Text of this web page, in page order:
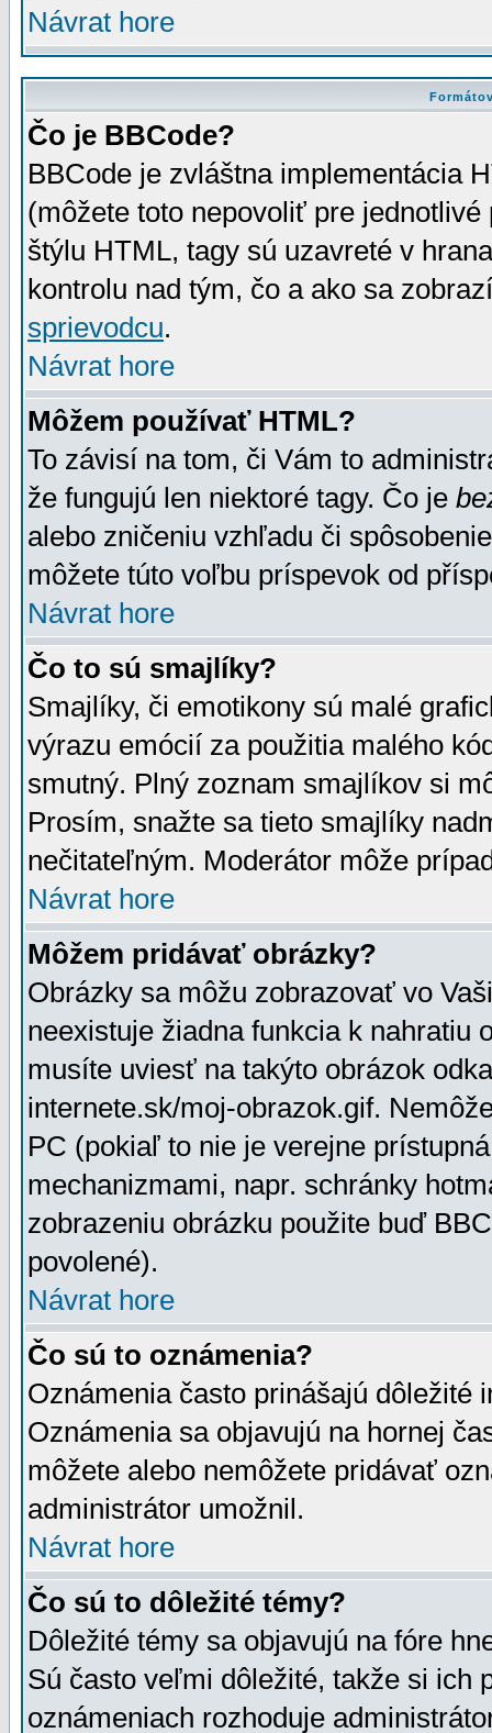
Návrat hore
Čo je BBCode?
BBCode je zvláštna implementácia
(môžete toto nepovoliť pre
štýlu HTML, tagy sú uzavreté v
kontrolu nad tým, čo a ako sa
sprievodcu.
Návrat hore
Môžem používať HTML?
To závisí na tom, či Vám to
že fungujú len niektoré tagy. Čo je
alebo zničeniu vzhľadu či
môžete túto voľbu príspevok od
Návrat hore
Čo to sú smajlíky?
Smajlíky, či emotikony sú malé
výrazu emócií za použitia malého
smutný. Plný zoznam smajlíkov si
Prosím, snažte sa tieto smajlíky
nečitateľným. Moderátor môže
Návrat hore
Môžem pridávať obrázky?
Obrázky sa môžu zobrazovať vo
neexistuje žiadna funkcia k nahratiu
musíte uviesť na takýto obrázok
internete.sk/moj-obrazok.gif.
PC (pokiaľ to nie je verejne
mechanizmami, napr. schránky
zobrazeniu obrázku použite buď
povolené).
Návrat hore
Čo sú to oznámenia?
Oznámenia často prinášajú dôležité
Oznámenia sa objavujú na hornej
môžete alebo nemôžete pridávať
administrátor umožnil.
Návrat hore
Čo sú to dôležité témy?
Dôležité témy sa objavujú na fóre
Sú často veľmi dôležité, takže si ich
oznámeniach rozhoduje